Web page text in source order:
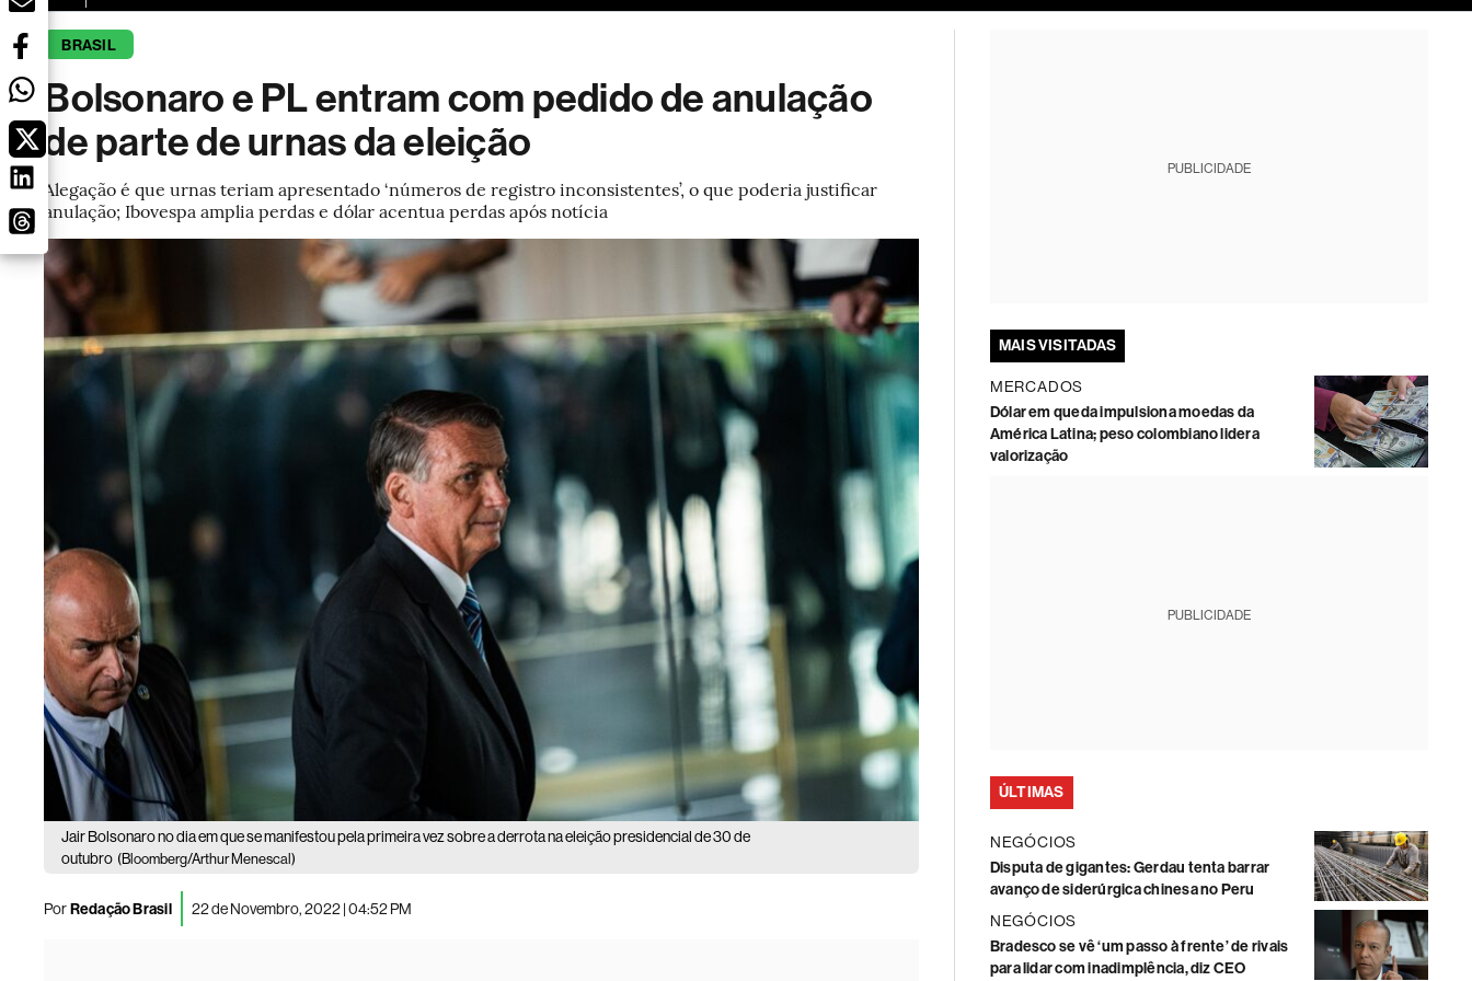
BRASIL
Bolsonaro e PL entram com pedido de anulação
de parte de urnas da eleição
Alegação é que urnas teriam apresentado ‘números de registro inconsistentes’, o que poderia justificar
anulação; Ibovespa amplia perdas e dólar acentua perdas após notícia
Jair Bolsonaro no dia em que se manifestou pela primeira vez sobre a derrota na eleição presidencial de 30 de
outubro (Bloomberg/Arthur Menescal)
PorRedação Brasil 22 de Novembro, 2022 | 04:52 PM
PUBLICIDADE
MAIS VISITADAS
MERCADOS
Dólar em queda impulsiona moedas da
América Latina; peso colombiano lidera
valorização
PUBLICIDADE
ÚLTIMAS
NEGÓCIOS
Disputa de gigantes: Gerdau tenta barrar
avanço de siderúrgica chinesa no Peru
NEGÓCIOS
Bradesco se vê ‘um passo à frente’ de rivais
para lidar com inadimplência, diz CEO